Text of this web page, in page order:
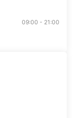
09:00 - 21:00